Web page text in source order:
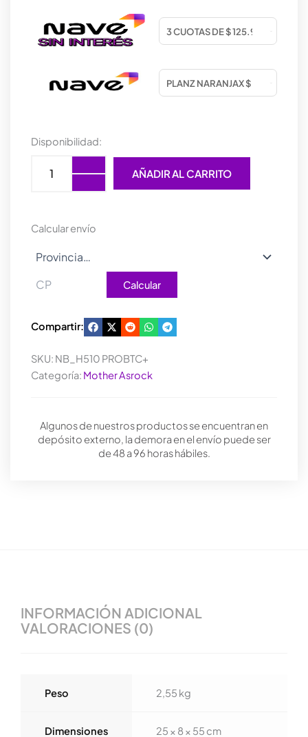
Disponibilidad:
MOTHER
(LGA1200)
H510
MINERIA
PCI-
cantidad
AÑADIR AL CARRITO
Calcular envío
Calcular
Compartir:
SKU: NB_H510 PROBTC+
Categoría: Mother Asrock
Algunos de nuestros productos se encuentran en
depósito externo, la demora en el envío puede ser
de 48 a 96 horas hábiles.
INFORMACIÓN ADICIONAL
VALORACIONES (0)
Peso 2,55 kg
Dimensiones 25 × 8 × 55 cm